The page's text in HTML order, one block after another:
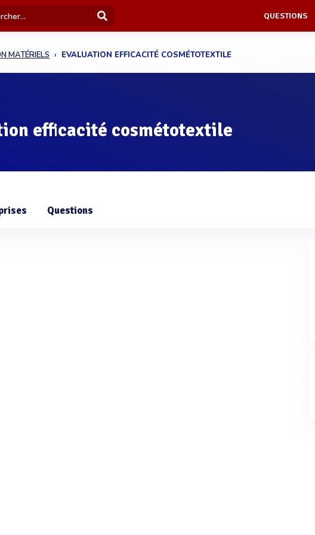
QUESTIONS
MATÉRIELS EVALUATION EFFICACITÉ COSMÉTOTEXTILE
efficacité cosmétotextile
Questions